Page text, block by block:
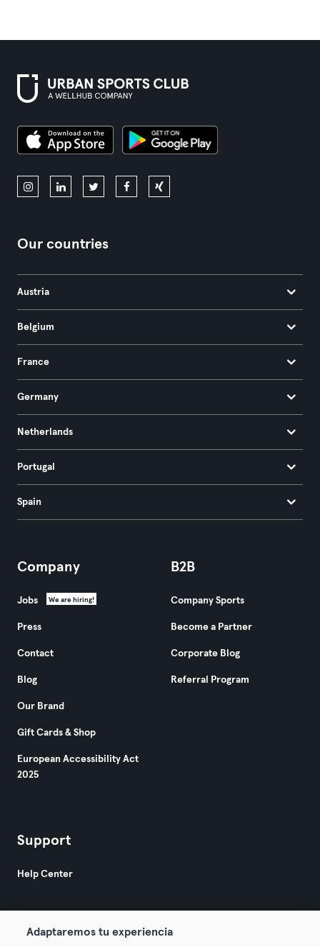
Our countries
Austria
Belgium
France
Germany
Netherlands
Portugal
Spain
Company
Jobs We are hiring!
Press
Contact
Blog
Our Brand
Gift Cards & Shop
European Accessibility Act
2025
B2B
Company Sports
Become a Partner
Corporate Blog
Referral Program
Support
Help Center
Adaptaremos tu experiencia